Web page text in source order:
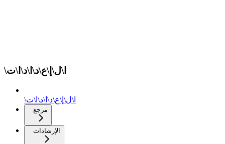
\ا\ل\إ\ع\د\ا\د\ا\ت
\ا\ل\إ\ع\د\ا\د\ا\ت
مرجع
الإرشادات